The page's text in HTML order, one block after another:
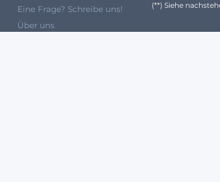
Eine Frage? Schreibe uns!
Über uns
(**) Siehe